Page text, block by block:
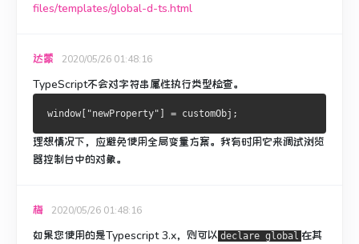
files/templates/global-d-ts.html
达蒙 2020/05/26 01:48:16
TypeScript不会对字符串属性执行类型检查。
window "newProperty" = customObj ;
理想情况下，应避免使用全局变量方案。 我有时用它来调试浏览
器控制台中的对象。
梅 2020/05/26 01:48:16
如果您使用的是Typescript 3.x，则可以 declare global 在其